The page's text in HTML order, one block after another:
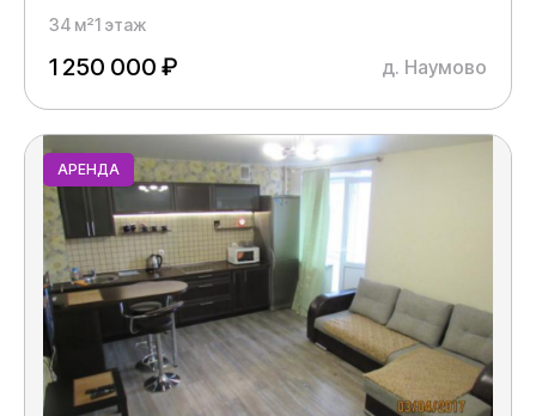
34 м²1 этаж
1 250 000 ₽ д. Наумово
АРЕНДА